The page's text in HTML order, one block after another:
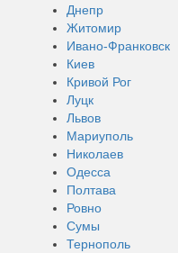
Днепр
Житомир
Ивано-Франковск
Киев
Кривой Рог
Луцк
Львов
Мариуполь
Николаев
Одесса
Полтава
Ровно
Сумы
Тернополь